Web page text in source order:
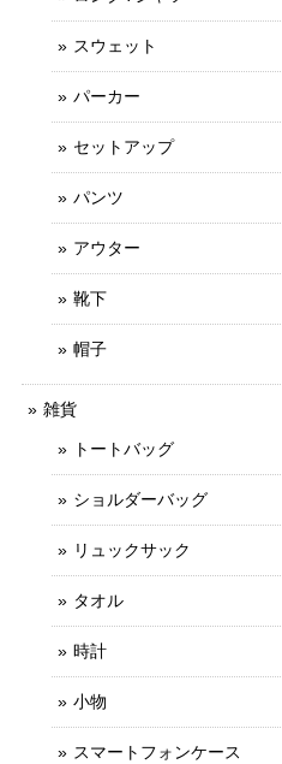
スウェット
パーカー
セットアップ
パンツ
アウター
靴下
帽子
雑貨
トートバッグ
ショルダーバッグ
リュックサック
タオル
時計
小物
スマートフォンケース